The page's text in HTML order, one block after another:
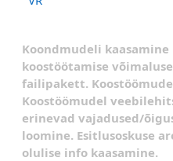
Koondmudeli
koostöötamise
failipakett.
Koostöömudel
erinevad vajadused/
loomine. Esitlusoskuse
olulise info kaasamine.